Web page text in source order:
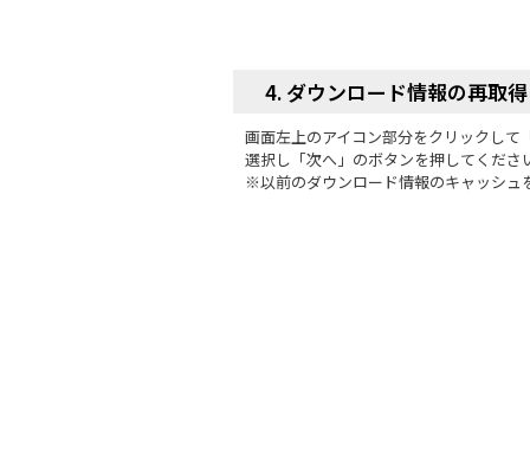
4. ダウンロード情報の再取得
画面左上のアイコン部分をクリックし
選択し「次へ」のボタンを押してくださ
※以前のダウンロード情報のキャッシュ